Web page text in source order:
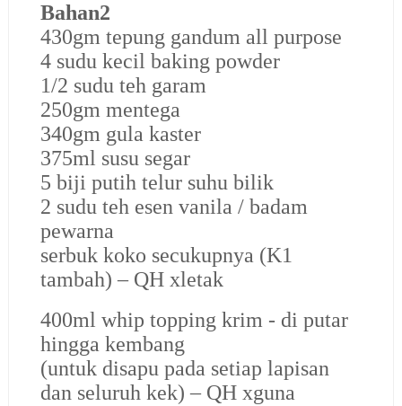
Bahan2
430gm tepung gandum all purpose
4 sudu kecil baking powder
1/2 sudu teh garam
250gm mentega
340gm gula kaster
375ml susu segar
5 biji putih telur suhu bilik
2 sudu teh esen vanila / badam
pewarna
serbuk koko secukupnya (K1
tambah) – QH xletak
400ml whip topping krim - di putar
hingga kembang
(untuk disapu pada setiap lapisan
dan seluruh kek) – QH xguna